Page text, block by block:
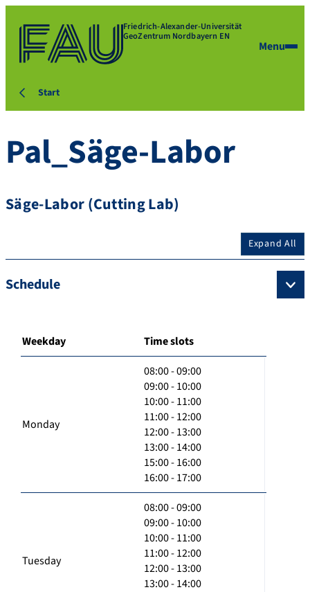
Friedrich-Alexander-Universität
GeoZentrum Nordbayern EN
Menu
Start
Pal_Säge-Labor
Säge-Labor (Cutting Lab)
Expand All
Schedule
Weekday Time slots
Monday
08:00 - 09:00
09:00 - 10:00
10:00 - 11:00
11:00 - 12:00
12:00 - 13:00
13:00 - 14:00
15:00 - 16:00
16:00 - 17:00
Tuesday
08:00 - 09:00
09:00 - 10:00
10:00 - 11:00
11:00 - 12:00
12:00 - 13:00
13:00 - 14:00